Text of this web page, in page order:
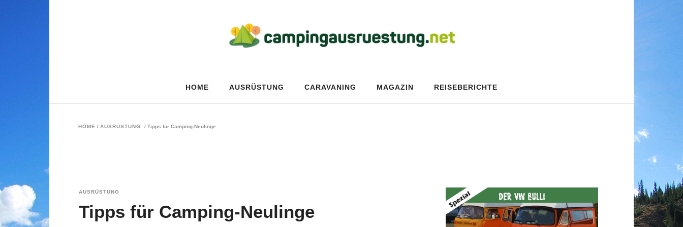
HOME AUSRÜSTUNG CARAVANING MAGAZIN REISEBERICHTE
HOME / AUSRÜSTUNG / Tipps für Camping-Neulinge
AUSRÜSTUNG
Tipps für Camping-Neulinge